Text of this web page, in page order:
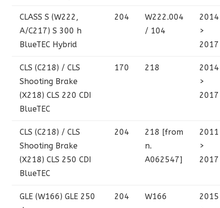
CLASS S (W222,
A/C217) S 300 h
BlueTEC Hybrid
204
W222.004
/ 104
2014
>
2017
CLS (C218) / CLS
Shooting Brake
(X218) CLS 220 CDI
BlueTEC
170 218
2014
>
2017
CLS (C218) / CLS
Shooting Brake
(X218) CLS 250 CDI
BlueTEC
204
218 [from
n.
A062547]
2011
>
2017
GLE (W166) GLE 250
204 W166
2015